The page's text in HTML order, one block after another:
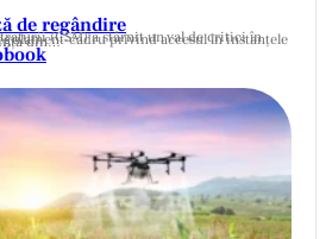
de regândire
de judecată, aprobat în ședința din…